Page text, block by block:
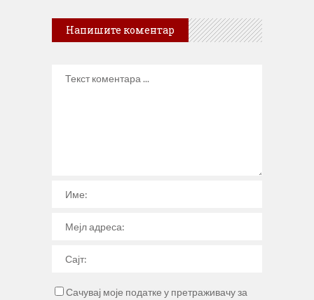
Напишите коментар
Сачувај моје податке у претраживачу за